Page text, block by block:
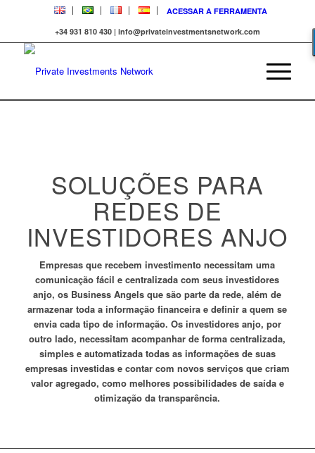
ACESSAR A FERRAMENTA
+34 931 810 430 | info@privateinvestmentsnetwork.com
SOLUÇÕES PARA
REDES DE
INVESTIDORES ANJO
Empresas que recebem investimento necessitam uma
comunicação fácil e centralizada com seus investidores
anjo, os Business Angels que são parte da rede, além de
armazenar toda a informação financeira e definir a quem se
envia cada tipo de informação. Os investidores anjo, por
outro lado, necessitam acompanhar de forma centralizada,
simples e automatizada todas as informações de suas
empresas investidas e contar com novos serviços que criam
valor agregado, como melhores possibilidades de saída e
otimização da transparência.